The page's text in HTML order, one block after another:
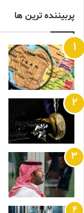
پربیننده ترین ها